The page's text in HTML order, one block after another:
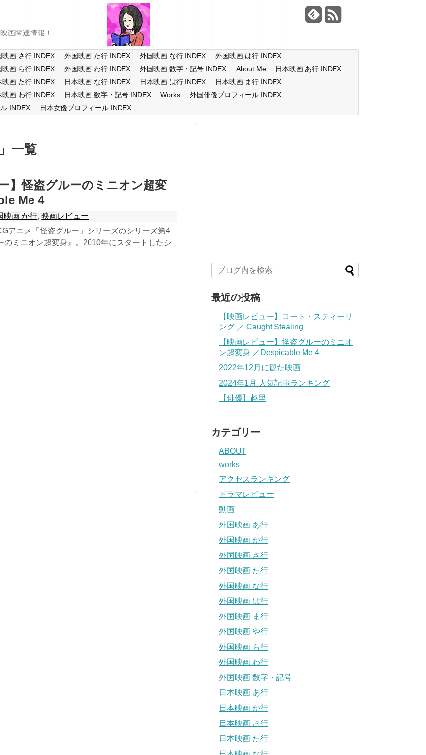
画関連情報！
映画 さ行 INDEX 外国映画 た行 INDEX 外国映画 な行 INDEX
外国映画 は行 INDEX
映画 ら行 INDEX 外国映画 わ行 INDEX 外国映画 数字・記号 INDEX About Me
日本映画 あ行 INDEX
映画 た行 INDEX 日本映画 な行 INDEX 日本映画 は行 INDEX
日本映画 ま行 INDEX
映画 わ行 INDEX 日本映画 数字・記号 INDEX Works
外国俳優プロフィール INDEX
INDEX 日本女優プロフィール INDEX
一覧
】怪盗グルーのミニオン超変
Me 4
映画 か行, 映画レビュー
アニメ「怪盗グルー」シリーズのシリーズ第4
のミニオン超変身』。2010年にスタートしたシ
最近の投稿
【映画レビュー】コート・スティーリ
ング ／ Caught Stealing
【映画レビュー】怪盗グルーのミニオ
ン超変身 ／Despicable Me 4
2022年12月に観た映画
2024年1月 人気記事ランキング
【俳優】趣里
カテゴリー
ABOUT
works
アクセスランキング
ドラマレビュー
動画
外国映画 あ行
外国映画 か行
外国映画 さ行
外国映画 た行
外国映画 な行
外国映画 は行
外国映画 ま行
外国映画 や行
外国映画 ら行
外国映画 わ行
外国映画 数字・記号
日本映画 あ行
日本映画 か行
日本映画 さ行
日本映画 た行